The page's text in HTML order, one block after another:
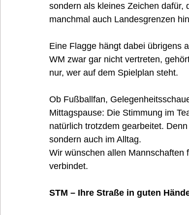
sondern als kleines Zeichen
manchmal auch Landesgrenzen
Eine Flagge hängt dabei übrigens
WM zwar gar nicht vertreten,
nur, wer auf dem Spielplan steht.
Ob Fußballfan,
Mittagspause: Die Stimmung im
natürlich trotzdem gearbeitet.
sondern auch im Alltag.
Wir wünschen allen Mannschaften
verbindet.
STM – Ihre Straße in guten